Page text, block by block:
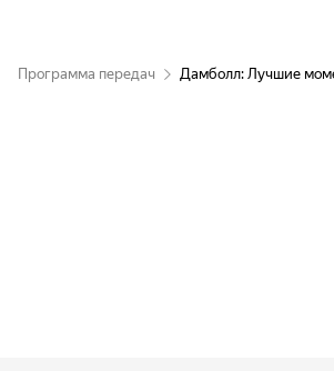
Программа передач Дамболл: Лучшие